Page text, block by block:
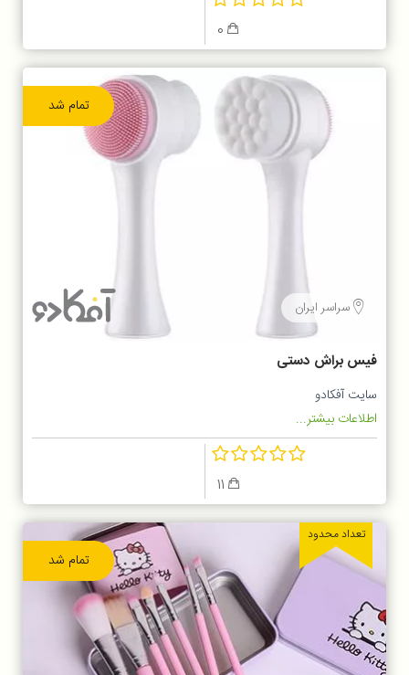
0
تمام شد
سراسر ایران
فیس براش دستی
سایت آفکادو
اطلاعات بیشتر...
11
تمام شد
تعداد محدود